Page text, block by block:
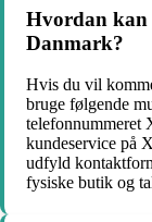
Hvordan kan
Danmark?
Hvis du vil
bruge følgende
kundeservice på
udfyld
fysiske butik og